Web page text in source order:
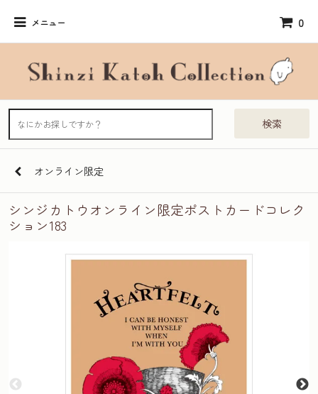
メニュー 0
検索
オンライン限定
シンジカトウオンライン限定ポストカードコレク
ション183